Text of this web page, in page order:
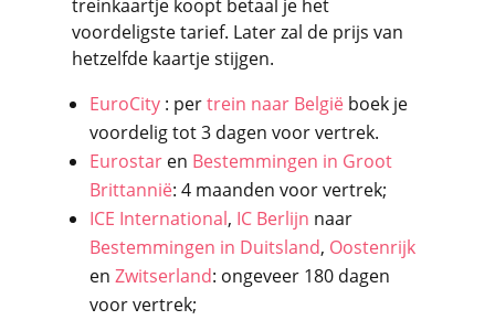
treinkaartje koopt betaal je het
voordeligste tarief. Later zal de prijs van
hetzelfde kaartje stijgen.
EuroCity: pertrein naar Belgiëboek je
voordelig tot 3 dagen voor vertrek.
Eurostaren Bestemmingen in Groot
Brittannië: 4 maanden voor vertrek;
ICE International, IC Berlijn naar
Bestemmingen in Duitsland, Oostenrijk
en Zwitserland: ongeveer 180 dagen
voor vertrek;